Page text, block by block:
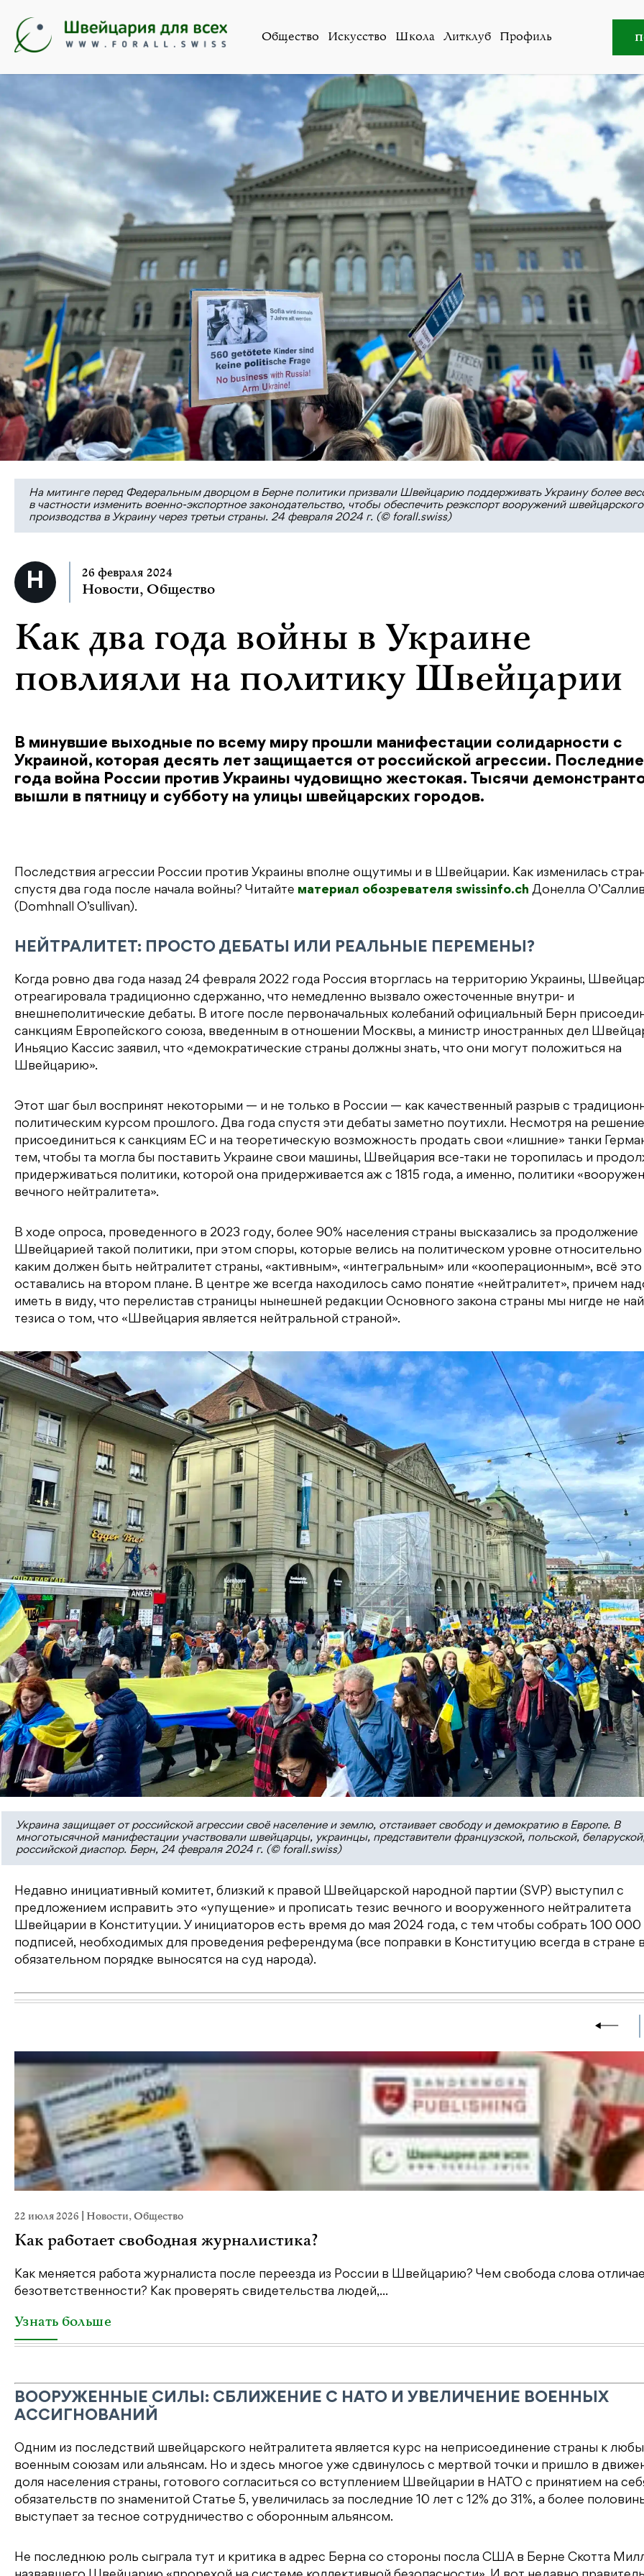
Общество Искусство Школа Литклуб Профиль
Как два года войны в Украине повлияли на
На митинге перед Федеральным дворцом в Берне политики призвали Швейцарию поддерживать Украину более
в частности изменить военно-экспортное законодательство, чтобы обеспечить реэкспорт вооружений швейцарского
производства в Украину через третьи страны. 24 февраля 2024 г. (© forall.swiss)
26 февраля 2024
Новости, Общество
Как два года войны в Украине
повлияли на политику Швейцарии
В минувшие выходные по всему миру прошли манифестации солидарности с
Украиной, которая десять лет защищается от российской агрессии.
года война России против Украины чудовищно жестокая. Тысячи
вышли в пятницу и субботу на улицы швейцарских городов.
Последствия агрессии России против Украины вполне ощутимы и в Швейцарии. Как изменилась
спустя два года после начала войны? Читайте материал обозревателя swissinfo.ch Донелла
(Domhnall O’sullivan).
НЕЙТРАЛИТЕТ: ПРОСТО ДЕБАТЫ ИЛИ РЕАЛЬНЫЕ ПЕРЕМЕНЫ?
Когда ровно два года назад 24 февраля 2022 года Россия вторглась на территорию Украины,
отреагировала традиционно сдержанно, что немедленно вызвало ожесточенные внутри- и
внешнеполитические дебаты. В итоге после первоначальных колебаний официальный Берн
санкциям Европейского союза, введенным в отношении Москвы, а министр иностранных дел
Иньяцио Кассис заявил, что «демократические страны должны знать, что они могут положиться на
Швейцарию».
Этот шаг был воспринят некоторыми — и не только в России — как качественный разрыв с
политическим курсом прошлого. Два года спустя эти дебаты заметно поутихли. Несмотря на решение
присоединиться к санкциям ЕС и на теоретическую возможность продать свои «лишние» танки
тем, чтобы та могла бы поставить Украине свои машины, Швейцария все-таки не торопилась и
придерживаться политики, которой она придерживается аж с 1815 года, а именно, политики
вечного нейтралитета».
В ходе опроса, проведенного в 2023 году, более 90% населения страны высказались за продолжение
Швейцарией такой политики, при этом споры, которые велись на политическом уровне относительно
каким должен быть нейтралитет страны, «активным», «интегральным» или «кооперационным», всё
оставались на втором плане. В центре же всегда находилось само понятие «нейтралитет», причем
иметь в виду, что перелистав страницы нынешней редакции Основного закона страны мы нигде не
тезиса о том, что «Швейцария является нейтральной страной».
Украина защищает от российской агрессии своё население и землю, отстаивает свободу и демократию в Европе. В
многотысячной манифестации участвовали швейцарцы, украинцы, представители французской, польской,
российской диаспор. Берн, 24 февраля 2024 г. (© forall.swiss)
Недавно инициативный комитет, близкий к правой Швейцарской народной партии (SVP) выступил с
предложением исправить это «упущение» и прописать тезис вечного и вооруженного нейтралитета
Швейцарии в Конституции. У инициаторов есть время до мая 2024 года, с тем чтобы собрать 100 000
подписей, необходимых для проведения референдума (все поправки в Конституцию всегда в стране
обязательном порядке выносятся на суд народа).
22 июля 2026 Новости,Общество
Как работает свободная журналистика?
Как меняется работа журналиста после переезда из России в Швейцарию? Чем свобода слова
безответственности? Как проверять свидетельства людей,...
Узнать больше
ВООРУЖЕННЫЕ СИЛЫ: СБЛИЖЕНИЕ С НАТО И УВЕЛИЧЕНИЕ ВОЕННЫХ
АССИГНОВАНИЙ
Одним из последствий швейцарского нейтралитета является курс на неприсоединение страны к
военным союзам или альянсам. Но и здесь многое уже сдвинулось с мертвой точки и пришло в
доля населения страны, готового согласиться со вступлением Швейцарии в НАТО с принятием на
обязательств по знаменитой Статье 5, увеличилась за последние 10 лет с 12% до 31%, а более
выступает за тесное сотрудничество с оборонным альянсом.
Не последнюю роль сыграла тут и критика в адрес Берна со стороны посла США в Берне Скотта